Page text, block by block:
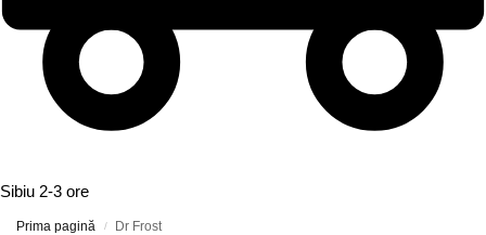
Sibiu 2-3 ore
Prima pagină / Dr Frost